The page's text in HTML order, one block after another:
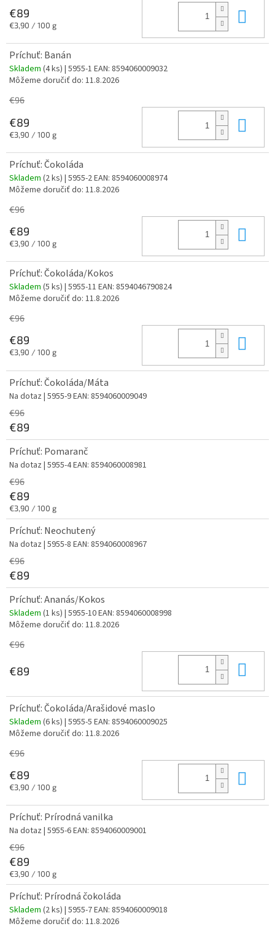
€89
Jednotková
€3,90 / 100 g
Príchuť: Banán
Skladem (4 ks) | 5955-1 EAN: 8594060009032
Môžeme doručiť do: 11.8.2026
€96
€89
Jednotková
€3,90 / 100 g
Príchuť: Čokoláda
Skladem (2 ks) | 5955-2EAN: 8594060008974
Môžeme doručiť do: 11.8.2026
€96
€89
Jednotková
€3,90 / 100 g
Príchuť: Čokoláda/Kokos
Skladem (5 ks) | 5955-11 EAN: 8594046790824
Môžeme doručiť do: 11.8.2026
€96
€89
Jednotková
€3,90 / 100 g
Príchuť: Čokoláda/Máta
Na dotaz | 5955-9EAN: 8594060009049
€96
€89
Príchuť: Pomaranč
Na dotaz | 5955-4EAN: 8594060008981
€96
€89
Jednotková
cena:
€3,90 / 100 g
Príchuť: Neochutený
Na dotaz | 5955-8 EAN: 8594060008967
€96
€89
Príchuť: Ananás/Kokos
Skladem (1 ks) | 5955-10EAN: 8594060008998
Môžeme doručiť do: 11.8.2026
€96
€89
Príchuť: Čokoláda/Arašidové maslo
Skladem (6 ks) | 5955-5 EAN: 8594060009025
Môžeme doručiť do: 11.8.2026
€96
€89
Jednotková
€3,90 / 100 g
Príchuť: Prírodná vanilka
Na dotaz | 5955-6EAN: 8594060009001
€96
€89
Jednotková
cena:
€3,90 / 100 g
Príchuť: Prírodná čokoláda
Skladem (2 ks) | 5955-7EAN: 8594060009018
Môžeme doručiť do: 11.8.2026